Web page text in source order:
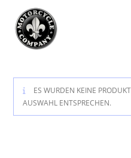
Inhalt
springen
ES WURDEN KEINE
AUSWAHL ENTSPRECHEN.